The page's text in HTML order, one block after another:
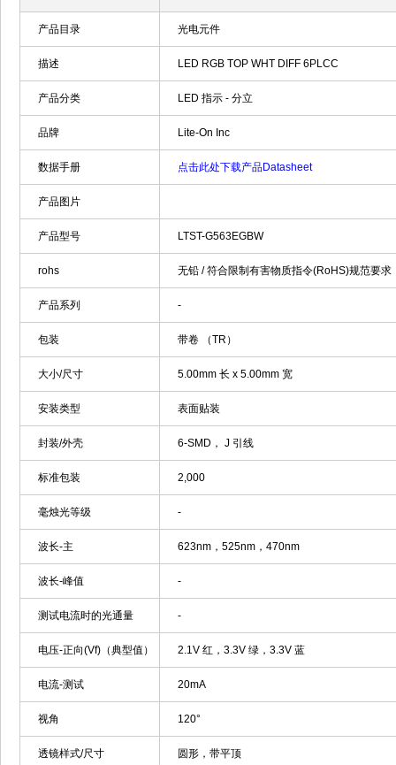
产品目录 光电元件
描述 LED RGB TOP WHT DIFF 6PLCC
产品分类 LED 指示 - 分立
品牌 Lite-On Inc
数据手册 点击此处下载产品Datasheet
产品图片
产品型号 LTST-G563EGBW
rohs 无铅 / 符合限制有害物质指令(RoHS)规范要求
产品系列 -
包装 带卷 （TR）
大小/尺寸 5.00mm 长 x 5.00mm 宽
安装类型 表面贴装
封装/外壳 6-SMD， J 引线
标准包装 2,000
毫烛光等级 -
波长-主 623nm，525nm，470nm
波长-峰值 -
测试电流时的光通量 -
电压-正向(Vf)（典型值） 2.1V 红，3.3V 绿，3.3V 蓝
电流-测试 20mA
视角 120°
透镜样式/尺寸 圆形，带平顶